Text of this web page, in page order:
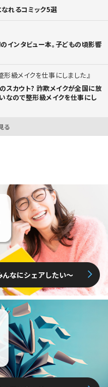
れるコミック5選
のインタビュー本。子どもの頃影響
形級メイクを仕事にしました
スカウト? 詐欺メイクが全国に放
なので整形級メイクを仕事にし
る
んなにシェアしたい〜